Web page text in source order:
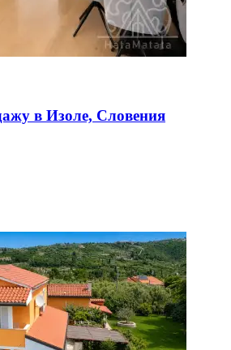
в Изоле, Словения